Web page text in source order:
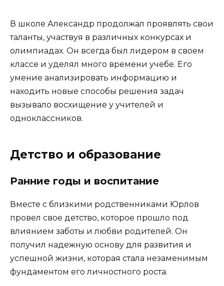
В школе Александр продолжал проявлять свои
таланты, участвуя в различных конкурсах и
олимпиадах. Он всегда был лидером в своем
классе и уделял много времени учебе. Его
умение анализировать информацию и
находить новые способы решения задач
вызывало восхищение у учителей и
одноклассников.
Детство и образование
Ранние годы и воспитание
Вместе с близкими родственниками Юрлов
провел свое детство, которое прошло под
влиянием заботы и любви родителей. Он
получил надежную основу для развития и
успешной жизни, которая стала незаменимым
фундаментом его личностного роста.